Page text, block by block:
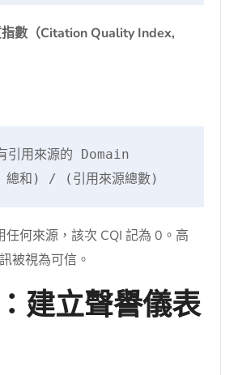
數（Citation Quality Index,
用來源的 Domain
和) / (引用來源總數)
任何來源，該次 CQI 記為 0。高
被視為可信。
建立聲譽儀表